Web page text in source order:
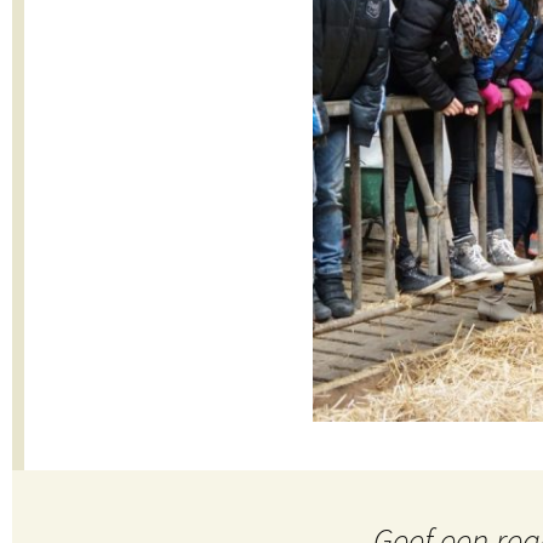
Klassenlunch
Dialoog